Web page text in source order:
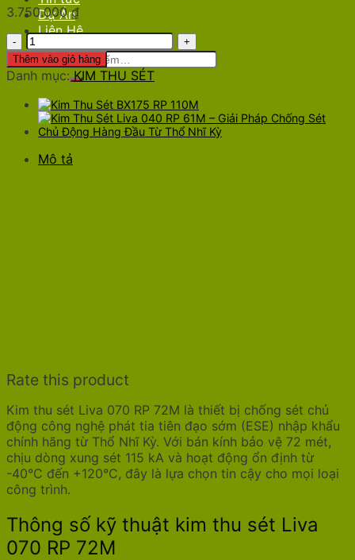
Dự Án
Liên Hệ
Tìm
kiếm:
3.750.000₫
Kim
Thu
Sét
070
RP
72M
Giải
số
lượng
Thêm vào giỏ hàng
Danh mục:KIM THU SÉT
Mô tả
Rate this product
Kim thu sét Liva 070 RP 72M là thiết bị chống sét chủ
động công nghệ phát tia tiên đạo sớm (ESE) nhập khẩu
chính hãng từ Thổ Nhĩ Kỳ. Với bán kính bảo vệ 72 mét,
chịu dòng xung sét 115 kA và hoạt động ổn định từ
-40°C đến +120°C, đây là lựa chọn tin cậy cho mọi loại
công trình.
Thông số kỹ thuật kim thu sét Liva
070 RP 72M